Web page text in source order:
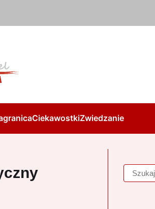
CiekawostkiZwiedzanie